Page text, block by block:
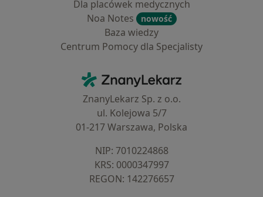
Dla placówek medycznych
Noa Notes
nowość
Baza wiedzy
Centrum Pomocy dla Specjalisty
ZnanyLekarz - Strona główna
ZnanyLekarz Sp. z o.o.
ul. Kolejowa 5/7
01-217 Warszawa, Polska
NIP: ⁠7010224868
KRS: ⁠0000347997
REGON: ⁠142276657